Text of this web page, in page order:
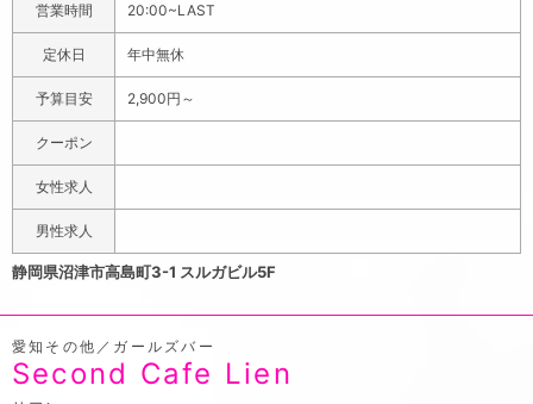
営業時間 20:00~LAST
定休日 年中無休
予算目安 2,900円～
クーポン
女性求人
男性求人
静岡県沼津市高島町3-1 スルガビル5F
愛知その他／ガールズバー
Second Cafe Lien